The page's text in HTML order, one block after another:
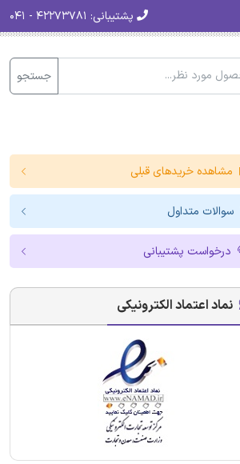
پشتیبانی:
جستجو
مشاهده خریدهای قبلی
سوالات متداول
درخواست پشتیبانی
نماد اعتماد الکترونیکی